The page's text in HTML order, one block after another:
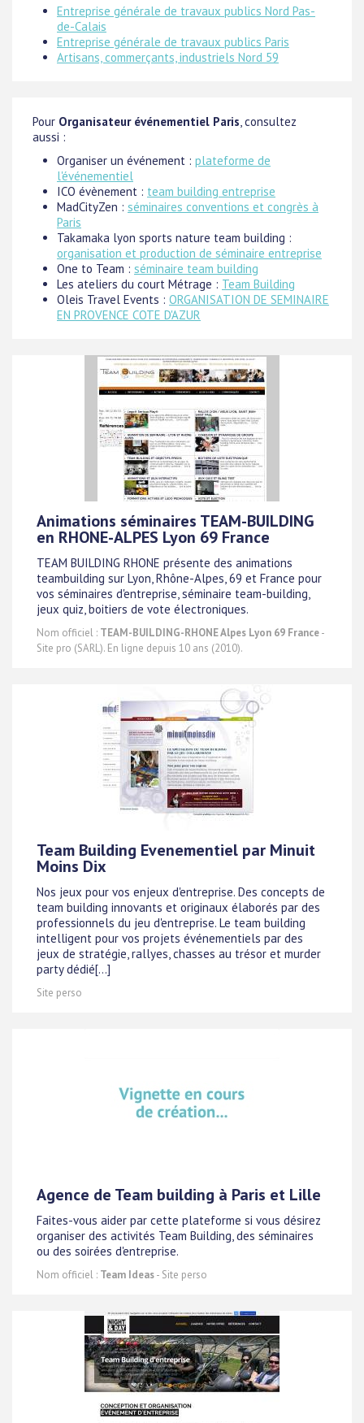
Entreprise générale de travaux publics Nord Pas-
de-Calais
Entreprise générale de travaux publics Paris
Artisans, commerçants, industriels Nord 59
Pour Organisateur événementiel Paris , consultez
aussi :
Organiser un événement : plateforme de
l'événementiel
ICO évènement : team building entreprise
MadCityZen : séminaires conventions et congrès à
Paris
Takamaka lyon sports nature team building :
organisation et production de séminaire entreprise
One to Team : séminaire team building
Les ateliers du court Métrage : Team Building
Oleis Travel Events : ORGANISATION DE SEMINAIRE
EN PROVENCE COTE D'AZUR
Animations séminaires TEAM-BUILDING
en RHONE-ALPES Lyon 69 France
TEAM BUILDING RHONE présente des animations
teambuilding sur Lyon, Rhône-Alpes, 69 et France pour
vos séminaires d'entreprise, séminaire team-building,
jeux quiz, boitiers de vote électroniques.
Nom officiel : TEAM-BUILDING-RHONE Alpes Lyon 69 France-
Site pro (SARL). En ligne depuis 10 ans (2010).
Team Building Evenementiel par Minuit
Moins Dix
Nos jeux pour vos enjeux d'entreprise. Des concepts de
team building innovants et originaux élaborés par des
professionnels du jeu d'entreprise. Le team building
intelligent pour vos projets événementiels par des
jeux de stratégie, rallyes, chasses au trésor et murder
party dédié[...]
Site perso
Agence de Team building à Paris et Lille
Faites-vous aider par cette plateforme si vous désirez
organiser des activités Team Building, des séminaires
ou des soirées d'entreprise.
Nom officiel : Team Ideas- Site perso